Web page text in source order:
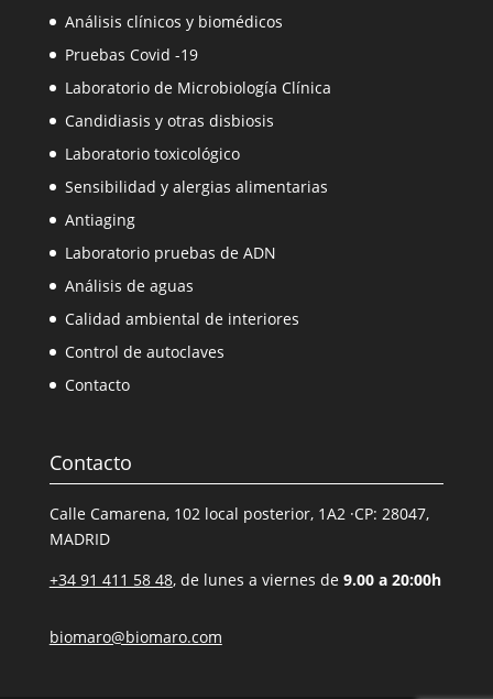
Análisis clínicos y biomédicos
Pruebas Covid -19
Laboratorio de Microbiología Clínica
Candidiasis y otras disbiosis
Laboratorio toxicológico
Sensibilidad y alergias alimentarias
Antiaging
Laboratorio pruebas de ADN
Análisis de aguas
Calidad ambiental de interiores
Control de autoclaves
Contacto
Contacto
Calle Camarena, 102 local posterior, 1A2 ·CP: 28047,
MADRID
+34 91 411 58 48, de lunes a viernes de 9.00 a 20:00h
biomaro@biomaro.com